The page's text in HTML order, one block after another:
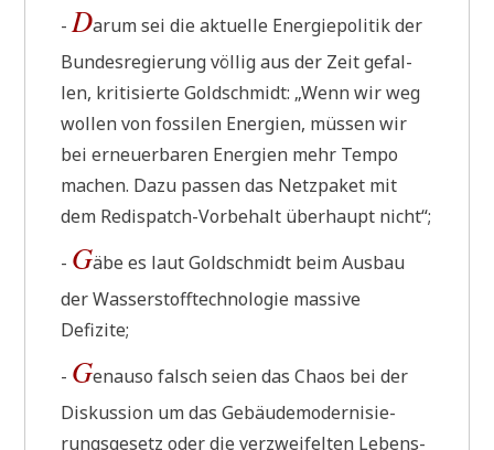
-Darum sei die aktu­el­le Ener­gie­po­li­tik der
Bun­des­re­gie­rung völ­lig aus der Zeit gefal­
len, kri­ti­sier­te Gold­schmidt: „Wenn wir weg
wol­len von fos­si­len Ener­gien, müs­sen wir
bei erneu­er­ba­ren Ener­gien mehr Tem­po
machen. Dazu pas­sen das Netz­pa­ket mit
dem Redis­patch-Vor­be­halt über­haupt nicht“;
- Gäbe es laut Gold­schmidt beim Aus­bau
der Was­ser­stoff­tech­no­lo­gie mas­si­ve
Defizite;
- Genau­so falsch sei­en das Cha­os bei der
Dis­kus­si­on um das Gebäu­de­mo­der­ni­sie­
rungs­ge­setz oder die ver­zwei­fel­ten Lebens­